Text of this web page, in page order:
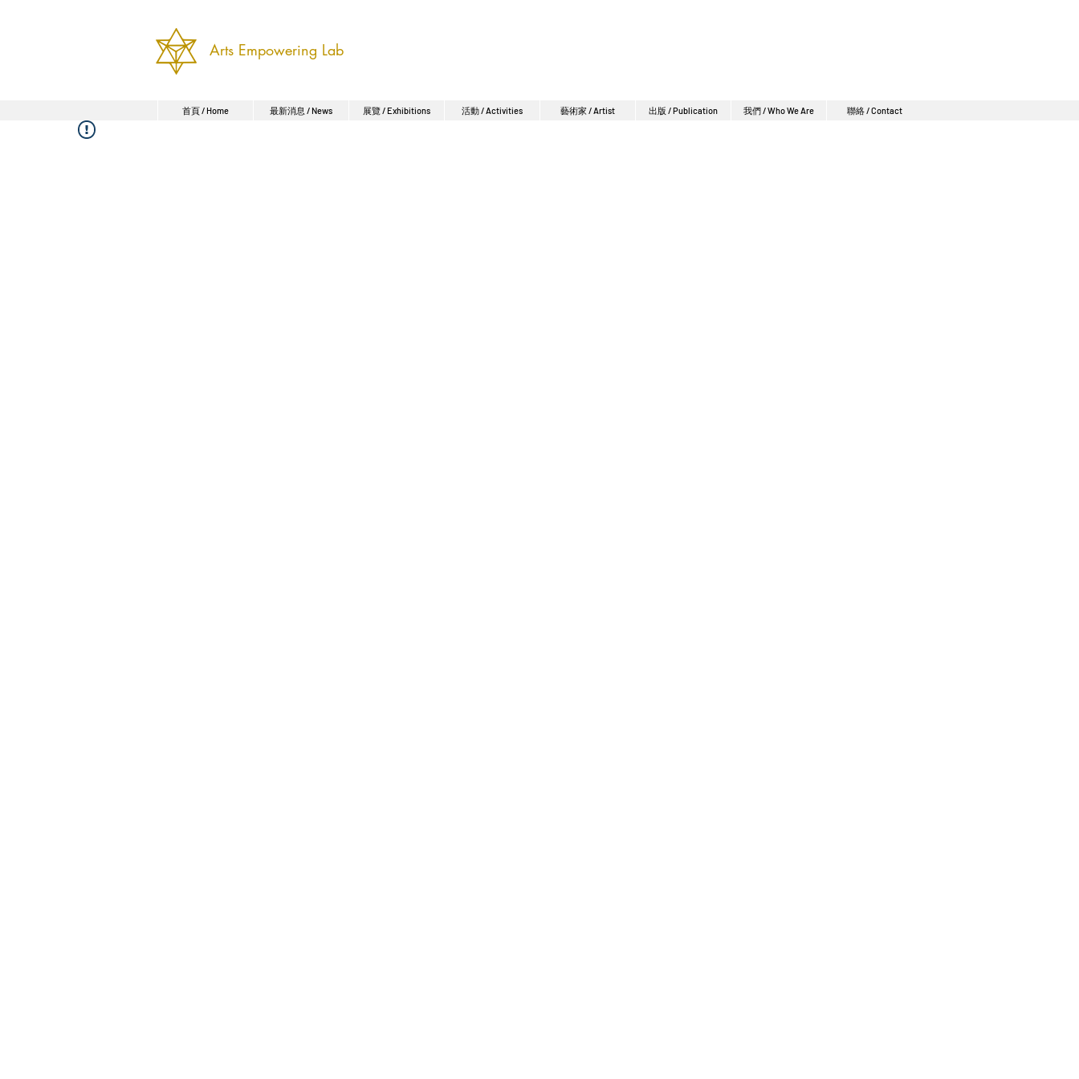
Arts Empowering Lab
首頁 / Home 最新消息 / News 展覽 / Exhibitions 活動 / Activities 藝術家 / Artist 出版 / Publication 我們 / Who We Are 聯絡 / Contact